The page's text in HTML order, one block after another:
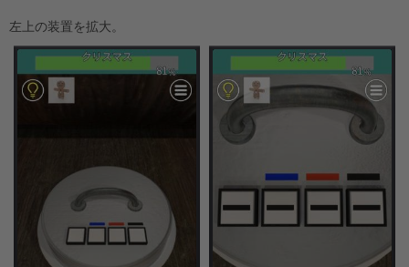
左上の装置を拡大。